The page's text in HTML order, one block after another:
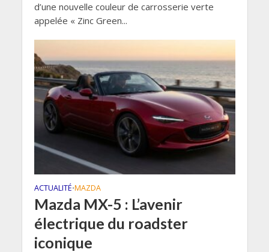
d’une nouvelle couleur de carrosserie verte
appelée « Zinc Green...
ACTUALITÉ•MAZDA
Mazda MX-5 : L’avenir
électrique du roadster
iconique